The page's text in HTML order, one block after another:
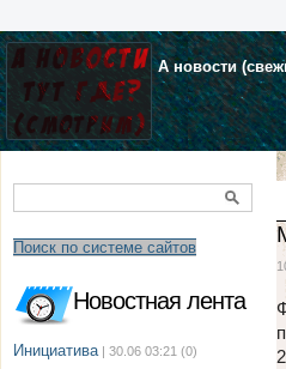
А новости
Поиск по системе сайтов
Новостная лента
Инициатива | 30.06 03:21 (0)